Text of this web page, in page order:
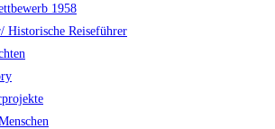
1958
Historische Reiseführer